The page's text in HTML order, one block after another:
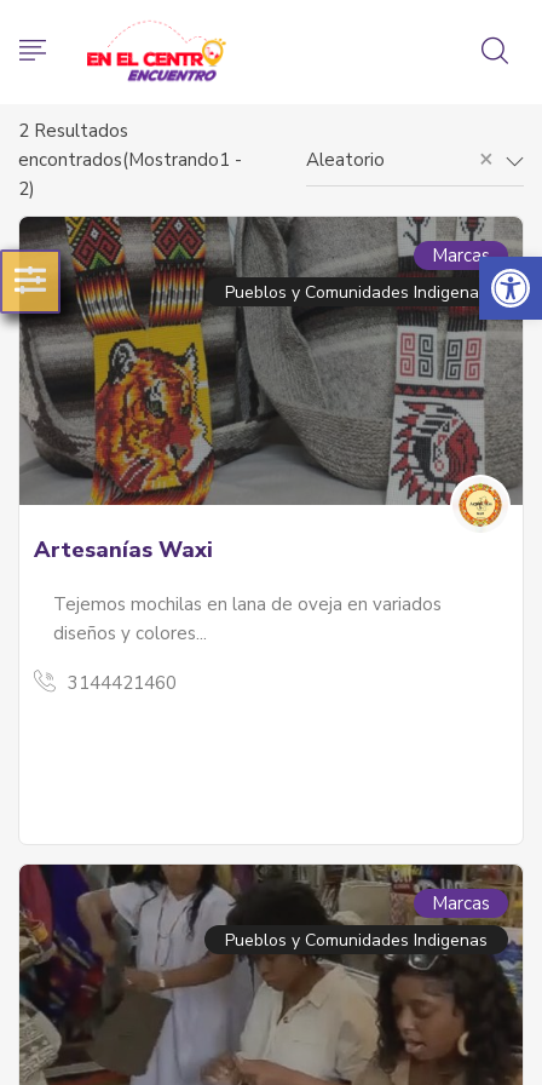
Abrir
2 Resultados
encontrados(Mostrando1 -
2)
×
Aleatorio
Marcas
Pueblos y Comunidades Indigenas
Artesanías Waxi
Tejemos mochilas en lana de oveja en variados
diseños y colores...
3144421460
Marcas
Pueblos y Comunidades Indigenas